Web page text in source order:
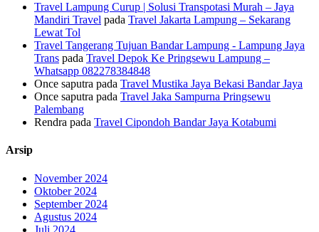
Travel Lampung Curup | Solusi Transpotasi Murah – Jaya
Mandiri Travel pada Travel Jakarta Lampung – Sekarang
Lewat Tol
Travel Tangerang Tujuan Bandar Lampung - Lampung Jaya
Trans pada Travel Depok Ke Pringsewu Lampung –
Whatsapp 082278384848
Once saputra pada Travel Mustika Jaya Bekasi Bandar Jaya
Once saputra pada Travel Jaka Sampurna Pringsewu
Palembang
Rendra pada Travel Cipondoh Bandar Jaya Kotabumi
Arsip
November 2024
Oktober 2024
September 2024
Agustus 2024
Juli 2024